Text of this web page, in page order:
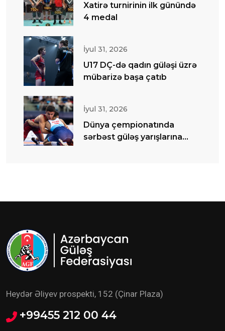
Xatirə turnirinin ilk günündə
4 medal
İyul 31, 2026
U17 DÇ-də qadın güləşi üzrə
mübarizə başa çatıb
İyul 31, 2026
Dünya çempionatında
sərbəst güləş yarışlarına
Heydər Əliyev prospekti, 152 (Çinar Plaza)
+99455 212 00 44